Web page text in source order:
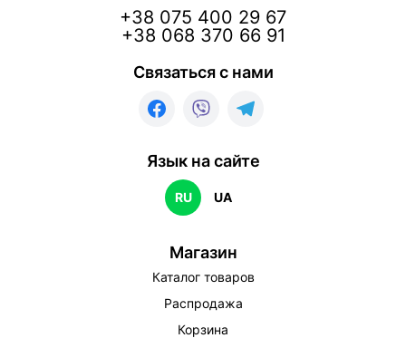
+38 075 400 29 67
+38 068 370 66 91
Связаться с нами
Язык на сайте
RU UA
Магазин
Каталог товаров
Распродажа
Корзина